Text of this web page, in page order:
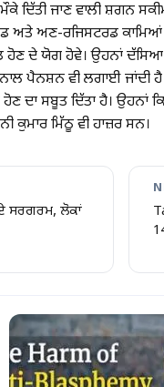
ਜਾਣ ਵਾਲੀ ਸ਼ਗਨ ਸਕੀਮ
ਅਤੇ ਅਣ-ਰਜਿਸਟਰਡ
ਦੇ ਯੋਗ ਹੋਵੇ। ਉਹਨਾਂ ਦੱਸਿਆ
ਨਾਲ ਪੈਨਸ਼ਨ ਵੀ ਲਗਾਈ
ਦਾ ਸਬੂਤ ਦਿੱਤਾ ਹੈ। ਉਹਨਾਂ
ਮਿੱਠੂ ਵੀ ਹਾਜ਼ਰ ਸਨ।
ਸਰਗਰਮ, ਲੋਕਾਂ